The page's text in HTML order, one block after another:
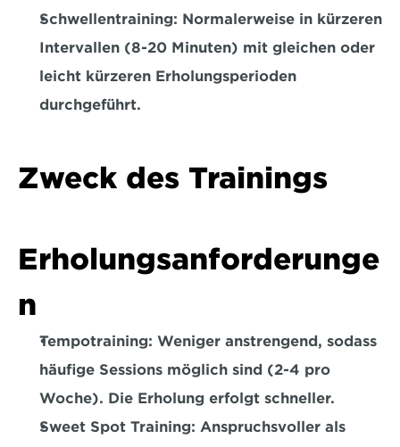
Schwellentraining: Normalerweise in kürzeren
Intervallen (8-20 Minuten) mit gleichen oder
leicht kürzeren Erholungsperioden
durchgeführt.
Zweck des Trainings
Erholungsanforderunge
n
Tempotraining: Weniger anstrengend, sodass
häufige Sessions möglich sind (2-4 pro
Woche). Die Erholung erfolgt schneller.
Sweet Spot Training: Anspruchsvoller als